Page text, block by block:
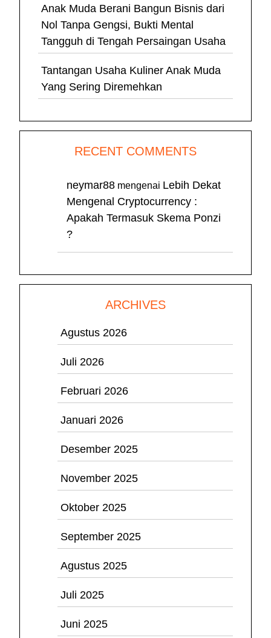
Anak Muda Berani Bangun Bisnis dari
Nol Tanpa Gengsi, Bukti Mental
Tangguh di Tengah Persaingan Usaha
Tantangan Usaha Kuliner Anak Muda
Yang Sering Diremehkan
RECENT COMMENTS
neymar88 mengenai Lebih Dekat
Mengenal Cryptocurrency :
Apakah Termasuk Skema Ponzi
?
ARCHIVES
Agustus 2026
Juli 2026
Februari 2026
Januari 2026
Desember 2025
November 2025
Oktober 2025
September 2025
Agustus 2025
Juli 2025
Juni 2025